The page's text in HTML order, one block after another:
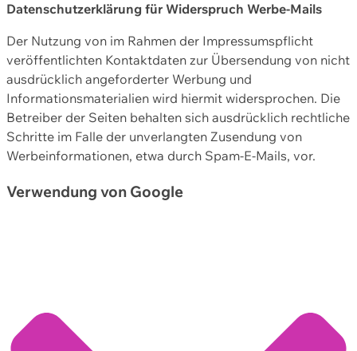
Datenschutzerklärung für Widerspruch Werbe-Mails
Der Nutzung von im Rahmen der Impressumspflicht
veröffentlichten Kontaktdaten zur Übersendung von nicht
ausdrücklich angeforderter Werbung und
Informationsmaterialien wird hiermit widersprochen. Die
Betreiber der Seiten behalten sich ausdrücklich rechtliche
Schritte im Falle der unverlangten Zusendung von
Werbeinformationen, etwa durch Spam-E-Mails, vor.
Verwendung von Google